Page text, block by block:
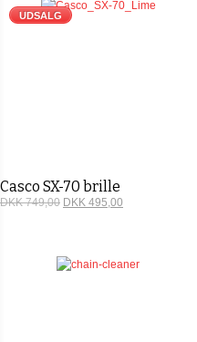
UDSALG
Casco SX-70 brille
DKK 749,00 DKK 495,00